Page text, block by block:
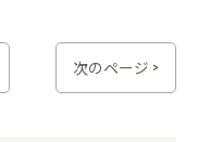
次のページ >